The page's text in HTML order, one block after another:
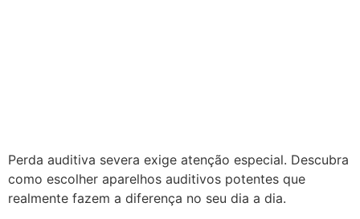
Perda auditiva severa exige atenção especial. Descubra
como escolher aparelhos auditivos potentes que
realmente fazem a diferença no seu dia a dia.